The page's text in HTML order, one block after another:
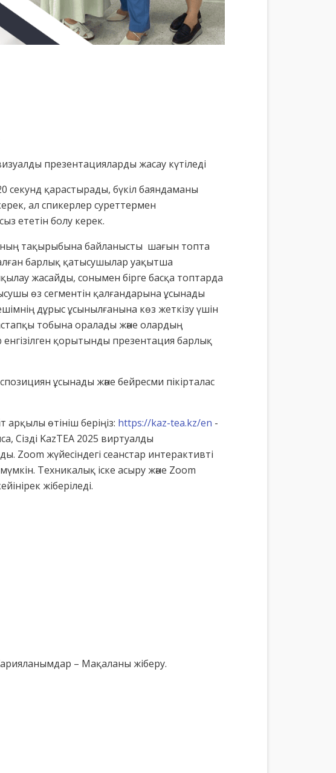
презентацияларды жасау күтіледі
секунд қарастырады, бүкіл баяндаманы
ал спикерлер суреттермен
ететін болу керек.
тақырыбына байланысты шағын топта
барлық қатысушылар уақытша
жасайды, сонымен бірге басқа топтарда
өз сегментін қалғандарына ұсынады
дұрыс ұсынылғанына көз жеткізу үшін
тобына оралады және олардың
енгізілген қорытынды презентация барлық
ұсынады және бейресми пікірталас
арқылы өтініш беріңіз: https://kaz-tea.kz/en -
Сізді KazTEA 2025 виртуалды
Zoom жүйесіндегі сеанстар интерактивті
Техникалық іске асыру және Zoom
жіберіледі.
– Мақаланы жіберу.